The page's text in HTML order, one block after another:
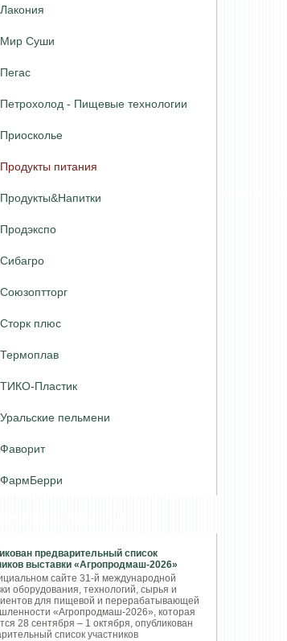
Лакония
Мир Суши
Пегас
Петрохолод - Пищевые технологии
Приосколье
Продукты питания
Продукты&Напитки
Продэкспо
Сибагро
Союзоптторг
Сторк плюс
Термоплав
ТИКО-Пластик
Уральские пельмени
Фаворит
ФармБерри
предварительный список
выставки «Агропродмаш-2026»
сайте 31-й международной
оборудования, технологий, сырья и
для пищевой и перерабатывающей
«Агропродмаш-2026», которая
28 сентября – 1 октября, опубликован
список участников